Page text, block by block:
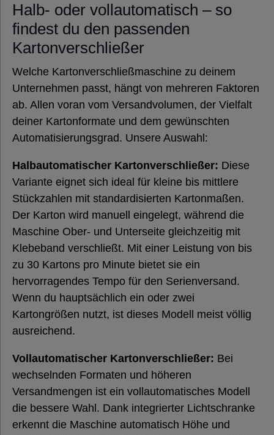
Halb- oder vollautomatisch – so
findest du den passenden
Kartonverschließer
Welche Kartonverschließmaschine zu deinem
Unternehmen passt, hängt von mehreren Faktoren
ab. Allen voran vom Versandvolumen, der Vielfalt
deiner Kartonformate und dem gewünschten
Automatisierungsgrad. Unsere Auswahl:
Halbautomatischer Kartonverschließer: Diese
Variante eignet sich ideal für kleine bis mittlere
Stückzahlen mit standardisierten Kartonmaßen.
Der Karton wird manuell eingelegt, während die
Maschine Ober- und Unterseite gleichzeitig mit
Klebeband verschließt. Mit einer Leistung von bis
zu 30 Kartons pro Minute bietet sie ein
hervorragendes Tempo für den Serienversand.
Wenn du hauptsächlich ein oder zwei
Kartongrößen nutzt, ist dieses Modell meist völlig
ausreichend.
Vollautomatischer Kartonverschließer: Bei
wechselnden Formaten und höheren
Versandmengen ist ein vollautomatisches Modell
die bessere Wahl. Dank integrierter Lichtschranke
erkennt die Maschine automatisch Höhe und